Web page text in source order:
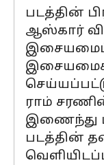
படத்தின்
ஆஸ்கார்
ராம்
இணைந்து
படத்தின்